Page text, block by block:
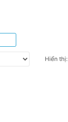
Hiển thị: